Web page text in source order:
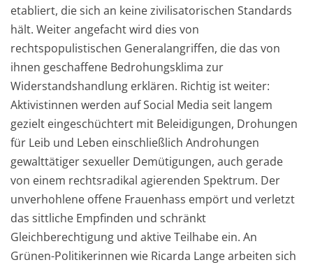
etabliert, die sich an keine zivilisatorischen Standards
hält. Weiter angefacht wird dies von
rechtspopulistischen Generalangriffen, die das von
ihnen geschaffene Bedrohungsklima zur
Widerstandshandlung erklären. Richtig ist weiter:
Aktivistinnen werden auf Social Media seit langem
gezielt eingeschüchtert mit Beleidigungen, Drohungen
für Leib und Leben einschließlich Androhungen
gewalttätiger sexueller Demütigungen, auch gerade
von einem rechtsradikal agierenden Spektrum. Der
unverhohlene offene Frauenhass empört und verletzt
das sittliche Empfinden und schränkt
Gleichberechtigung und aktive Teilhabe ein. An
Grünen-Politikerinnen wie Ricarda Lange arbeiten sich